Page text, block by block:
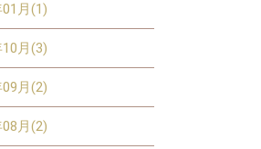
月(1)
月(3)
月(2)
月(2)